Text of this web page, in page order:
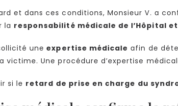
et dans ces conditions, Monsieur V. a
la responsabilité médicale de l’Hôpital
une expertise médicale afin de
victime. Une procédure d’expertise
si le retard de prise en charge du